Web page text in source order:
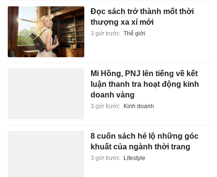
Đọc sách trở thành mốt thời
thượng xa xỉ mới
3 giờ trước Thế giới
Mi Hồng, PNJ lên tiếng về kết
luận thanh tra hoạt động kinh
doanh vàng
3 giờ trước Kinh doanh
8 cuốn sách hé lộ những góc
khuất của ngành thời trang
3 giờ trước Lifestyle